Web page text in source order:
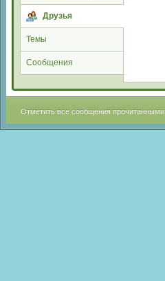
Друзья
Темы
Сообщения
Отметить все сообщения прочитанными